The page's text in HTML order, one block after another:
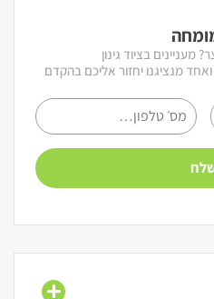
בציוד גינון
מנציגנו יחזור אליכם בהקדם